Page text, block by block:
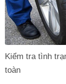
Kiểm tra tình
toàn